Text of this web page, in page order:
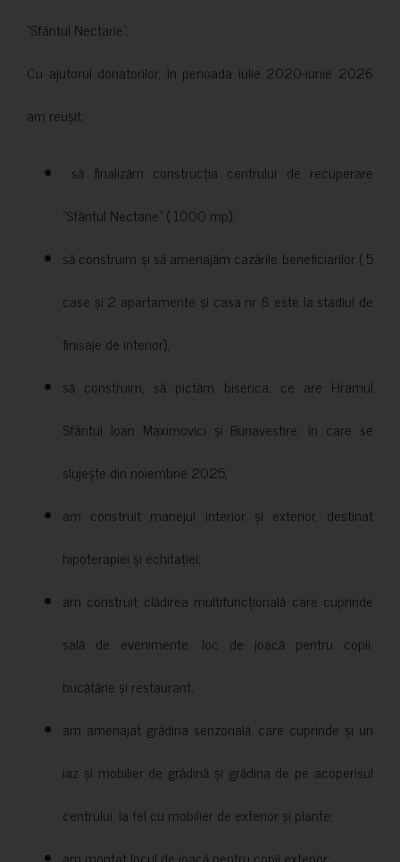
”Sfântul Nectarie”.
Cu ajutorul donatorilor, în perioada iulie 2020-iunie 2026
am reușit:
să finalizăm construcția centrului de recuperare
”Sfântul Nectarie” ( 1000 mp);
să construim și să amenajăm cazările beneficiarilor ( 5
case și 2 apartamente și casa nr 8 este la stadiul de
finisaje de interior);
să construim, să pictăm biserica, ce are Hramul
Sfântul Ioan Maximovici și Bunavestire, în care se
slujește din noiembrie 2025;
am construit manejul interior și exterior, destinat
hipoterapiei și echitației;
am construit clădirea multifuncțională care cuprinde
sală de evenimente, loc de joacă pentru copii,
bucătărie și restaurant;
am amenajat grădina senzorială, care cuprinde și un
iaz și mobilier de grădină și grădina de pe acoperisul
centrului, la fel cu mobilier de exterior și plante;